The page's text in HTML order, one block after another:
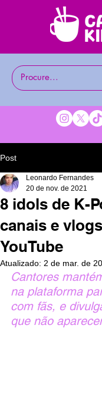
Post
8 idols de K-
canais e
YouTube
Leonardo Fernandes
20 de nov. de 2021
Atualizado: 2 de mar. de
Cantores
na plataforma
com fãs, e
que não